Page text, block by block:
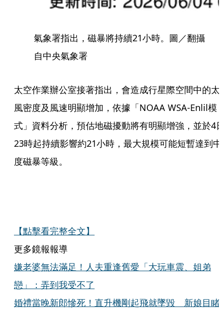
氣象署指出，磁暴將持續21小時。圖／翻攝
自中央氣象署
太空作業辦公室接著指出，會造成行星際空間中的太
風密度及風速明顯增加，依據「NOAA WSA-Enlil模
式」資料分析，預估地磁擾動將有明顯增強，並於4
23時起持續影響約21小時，最大規模可能短暫達到中
度磁暴等級。
【點擊看完整全文】
更多鏡報報導
嫌老婆無法滿足！人夫重逢舊愛「大玩車震、姐弟
戀」：弄到我受不了
婚禮當晚新郎慘死！直升機剛起飛就墜毀 新娘目睹